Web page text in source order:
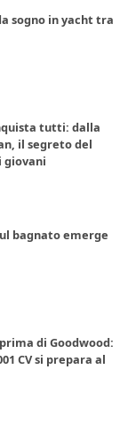
sogno in yacht tra
tutti: dalla
il segreto del
giovani
bagnato emerge
di Goodwood:
CV si prepara al